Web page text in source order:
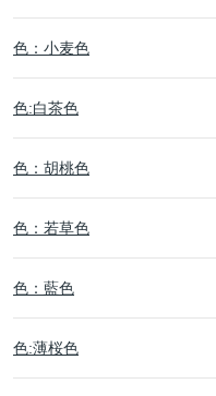
色：小麦色
色:白茶色
色：胡桃色
色：若草色
色：藍色
色:薄桜色